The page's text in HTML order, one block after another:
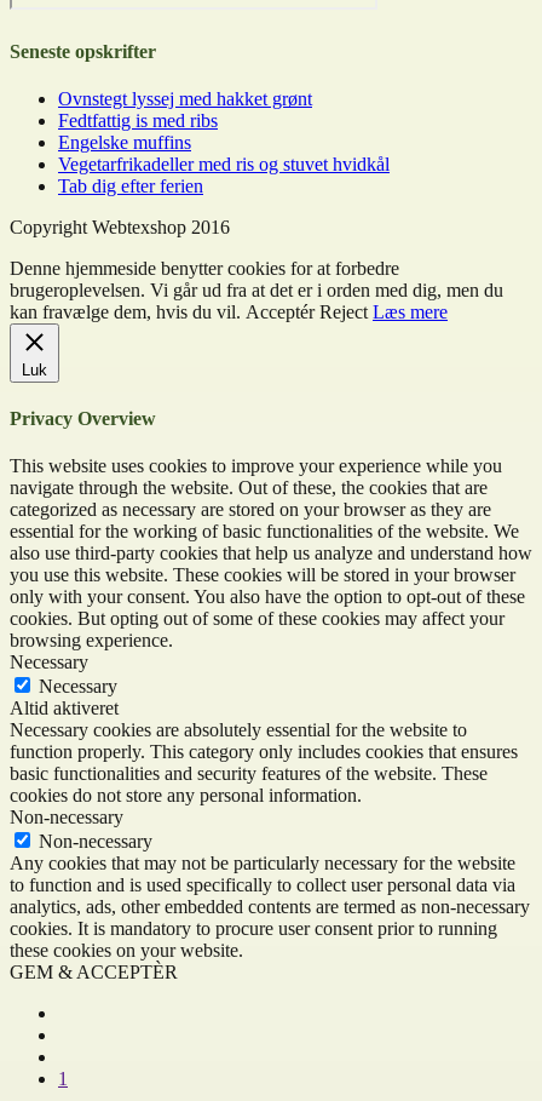
Seneste opskrifter
Ovnstegt lyssej med hakket grønt
Fedtfattig is med ribs
Engelske muffins
Vegetarfrikadeller med ris og stuvet hvidkål
Tab dig efter ferien
Copyright Webtexshop 2016
Denne hjemmeside benytter cookies for at forbedre
brugeroplevelsen. Vi går ud fra at det er i orden med dig, men du
kan fravælge dem, hvis du vil. Acceptér Reject Læs mere
Luk
Privacy Overview
This website uses cookies to improve your experience while you
navigate through the website. Out of these, the cookies that are
categorized as necessary are stored on your browser as they are
essential for the working of basic functionalities of the website. We
also use third-party cookies that help us analyze and understand how
you use this website. These cookies will be stored in your browser
only with your consent. You also have the option to opt-out of these
cookies. But opting out of some of these cookies may affect your
browsing experience.
Necessary
Necessary
Altid aktiveret
Necessary cookies are absolutely essential for the website to
function properly. This category only includes cookies that ensures
basic functionalities and security features of the website. These
cookies do not store any personal information.
Non-necessary
Non-necessary
Any cookies that may not be particularly necessary for the website
to function and is used specifically to collect user personal data via
analytics, ads, other embedded contents are termed as non-necessary
cookies. It is mandatory to procure user consent prior to running
these cookies on your website.
GEM & ACCEPTÈR
1